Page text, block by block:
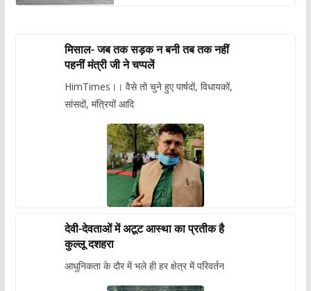
मिसाल- जब तक सड़क न बनी तब तक नहीं
पहनीं मंत्री जी ने चप्पलें
HimTimes।। वैसे तो चुने हुए पार्षदों, विधायकों,
सांसदों, मंत्रियों आदि
देवी-देवताओं में अटूट आस्था का प्रतीक है
कुल्लू दशहरा
आधुनिकता के दौर में भले ही हर क्षेत्र में परिवर्तन